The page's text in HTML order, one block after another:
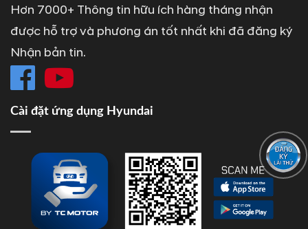
Hơn 7000+ Thông tin hữu ích hàng tháng nhận
được hỗ trợ và phương án tốt nhất khi đã đăng ký
Nhận bản tin.
Cài đặt ứng dụng Hyundai